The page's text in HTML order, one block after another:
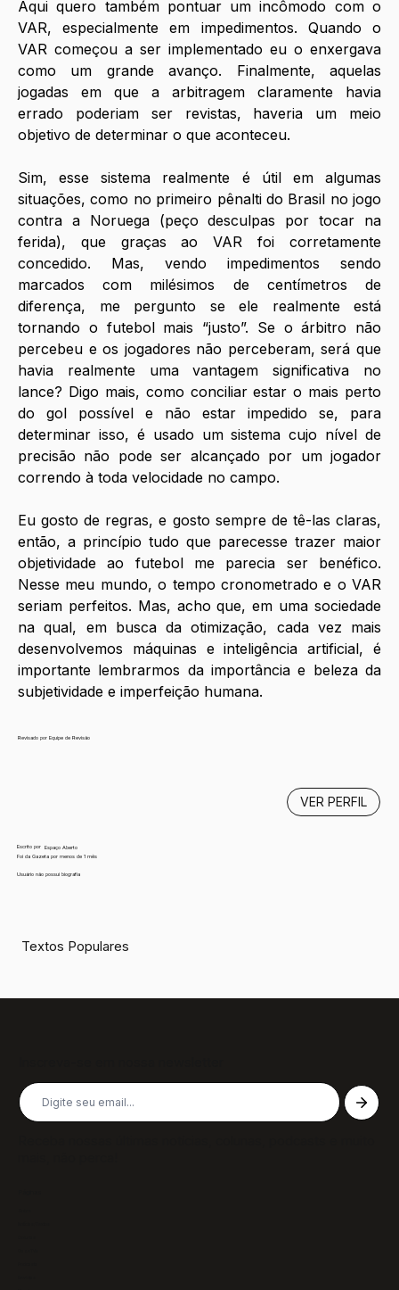
Aqui quero também pontuar um incômodo com o
VAR, especialmente em impedimentos. Quando o
VAR começou a ser implementado eu o enxergava
como um grande avanço. Finalmente, aquelas
jogadas em que a arbitragem claramente havia
errado poderiam ser revistas, haveria um meio
objetivo de determinar o que aconteceu.
Sim, esse sistema realmente é útil em algumas
situações, como no primeiro pênalti do Brasil no jogo
contra a Noruega (peço desculpas por tocar na
ferida), que graças ao VAR foi corretamente
concedido. Mas, vendo impedimentos sendo
marcados com milésimos de centímetros de
diferença, me pergunto se ele realmente está
tornando o futebol mais “justo”. Se o árbitro não
percebeu e os jogadores não perceberam, será que
havia realmente uma vantagem significativa no
lance? Digo mais, como conciliar estar o mais perto
do gol possível e não estar impedido se, para
determinar isso, é usado um sistema cujo nível de
precisão não pode ser alcançado por um jogador
correndo à toda velocidade no campo.
Eu gosto de regras, e gosto sempre de tê-las claras,
então, a princípio tudo que parecesse trazer maior
objetividade ao futebol me parecia ser benéfico.
Nesse meu mundo, o tempo cronometrado e o VAR
seriam perfeitos. Mas, acho que, em uma sociedade
na qual, em busca da otimização, cada vez mais
desenvolvemos máquinas e inteligência artificial, é
importante lembrarmos da importância e beleza da
subjetividade e imperfeição humana.
Revisado por Equipe de Revisão
Escrito por
Espaço Aberto
Foi da Gazeta por menos de 1 mês
Usuário não possui biografia
VER PERFIL
Textos Populares